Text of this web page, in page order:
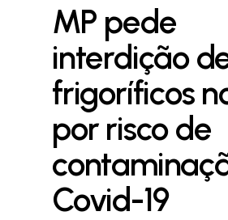
MP pede
interdição
frigoríficos
por risco de
Covid-19